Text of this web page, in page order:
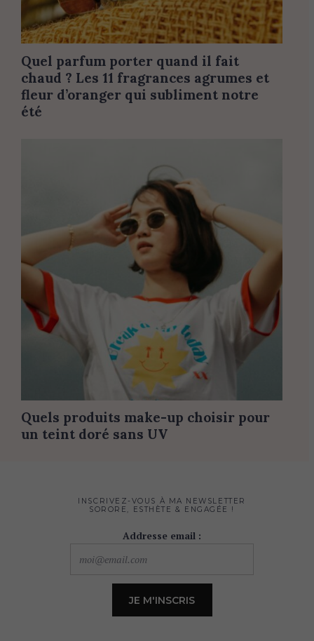
Quel parfum porter quand il fait
chaud ? Les 11 fragrances agrumes et
fleur d’oranger qui subliment notre
été
Quels produits make-up choisir pour
un teint doré sans UV
INSCRIVEZ-VOUS À MA NEWSLETTER
SORORE, ESTHÈTE & ENGAGÉE !
Addresse email :